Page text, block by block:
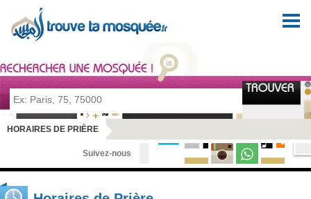
HORAIRES DE PRIÈRE
Suivez-nous